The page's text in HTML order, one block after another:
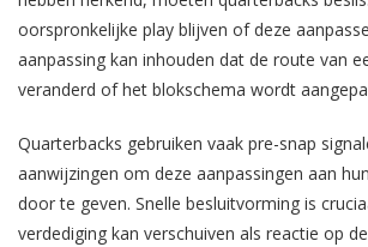
oorspronkelijke play blijven of deze
aanpassing kan inhouden dat de route van
veranderd of het blokschema wordt
Quarterbacks gebruiken vaak pre-snap
aanwijzingen om deze aanpassingen aan
door te geven. Snelle besluitvorming is
verdediging kan verschuiven als reactie op